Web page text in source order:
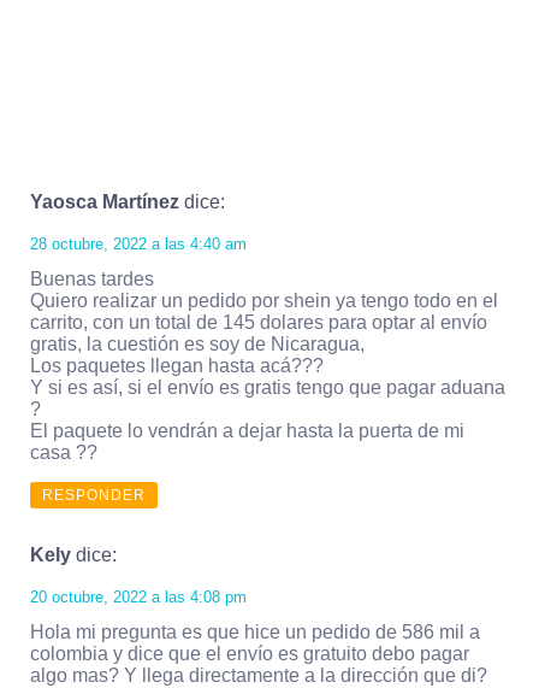
Yaosca Martínez dice:
28 octubre, 2022 a las 4:40 am
Buenas tardes
Quiero realizar un pedido por shein ya tengo todo en el
carrito, con un total de 145 dolares para optar al envío
gratis, la cuestión es soy de Nicaragua,
Los paquetes llegan hasta acá???
Y si es así, si el envío es gratis tengo que pagar aduana
?
El paquete lo vendrán a dejar hasta la puerta de mi
casa ??
RESPONDER
Kely dice:
20 octubre, 2022 a las 4:08 pm
Hola mi pregunta es que hice un pedido de 586 mil a
colombia y dice que el envío es gratuito debo pagar
algo mas? Y llega directamente a la dirección que di?